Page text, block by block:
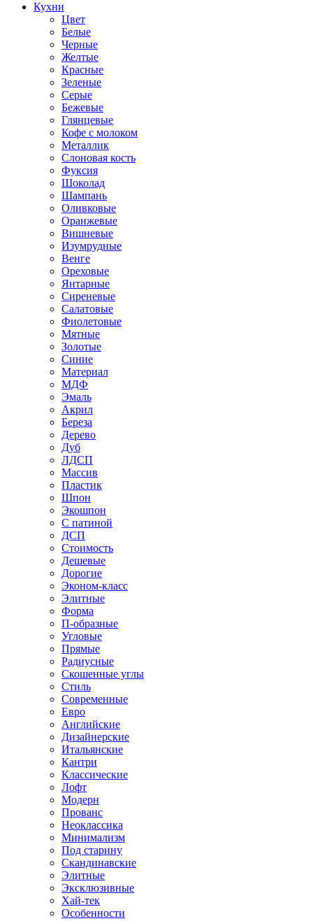
Кухни
Цвет
Белые
Черные
Желтые
Красные
Зеленые
Серые
Бежевые
Глянцевые
Кофе с молоком
Металлик
Слоновая кость
Фуксия
Шоколад
Шампань
Оливковые
Оранжевые
Вишневые
Изумрудные
Венге
Ореховые
Янтарные
Сиреневые
Салатовые
Фиолетовые
Мятные
Золотые
Синие
Материал
МДФ
Эмаль
Акрил
Береза
Дерево
Дуб
ЛДСП
Массив
Пластик
Шпон
Экошпон
С патиной
ДСП
Стоимость
Дешевые
Дорогие
Эконом-класс
Элитные
Форма
П-образные
Угловые
Прямые
Радиусные
Скошенные углы
Стиль
Современные
Евро
Английские
Дизайнерские
Итальянские
Кантри
Классические
Лофт
Модерн
Прованс
Неоклассика
Минимализм
Под старину
Скандинавские
Элитные
Эксклюзивные
Хай-тек
Особенности